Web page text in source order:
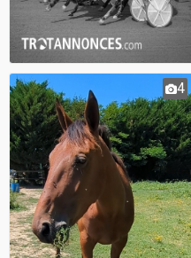
4